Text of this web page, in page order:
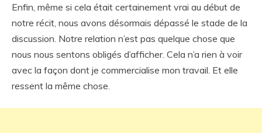
Enfin, même si cela était certainement vrai au début de
notre récit, nous avons désormais dépassé le stade de la
discussion. Notre relation n’est pas quelque chose que
nous nous sentons obligés d’afficher. Cela n’a rien à voir
avec la façon dont je commercialise mon travail. Et elle
ressent la même chose.